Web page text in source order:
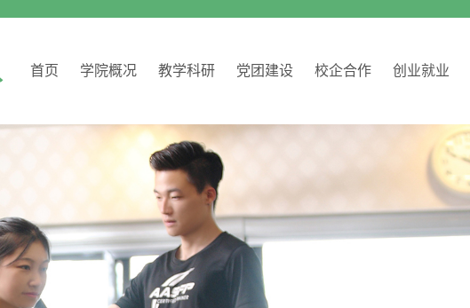
首页 学院概况 教学科研 党团建设 校企合作 创业就业